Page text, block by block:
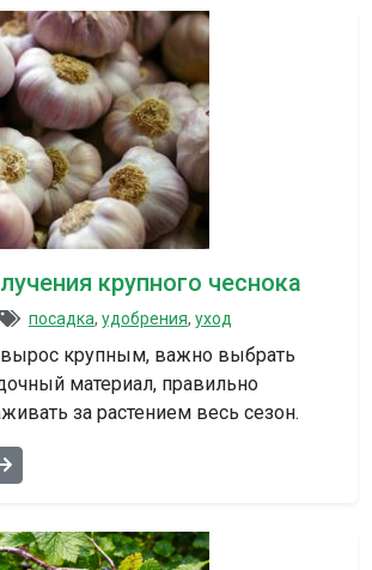
крупного чеснока
посадка, удобрения, уход
крупным, важно выбрать
материал, правильно
за растением весь сезон.